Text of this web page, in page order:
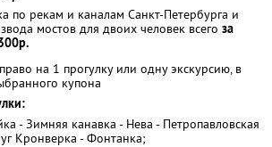
по рекам и каналам Санкт-Петербурга и
мостов для двоих человек всего за
на 1 прогулку или одну экскурсию, в
купона
- Зимняя канавка - Нева - Петропавловская
Кронверка - Фонтанка;